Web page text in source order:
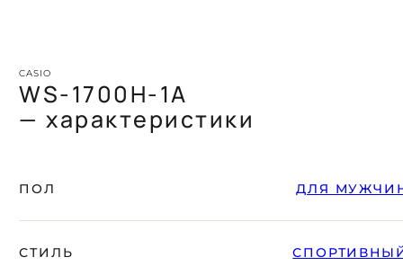
подлинной эстетики
и каноничного стиля
в магазине Jive Mag
Стиль, правящий
временем и вниманием
Венец утонченности
на вашей руке
Timeless
Вам не известно,
что такое прокрастинация,
вам плевать на тренды
характер
Когда судьба наносит
CASIO
WS-1700H-1A
— характеристики
ПОЛ ДЛЯ
СТИЛЬ